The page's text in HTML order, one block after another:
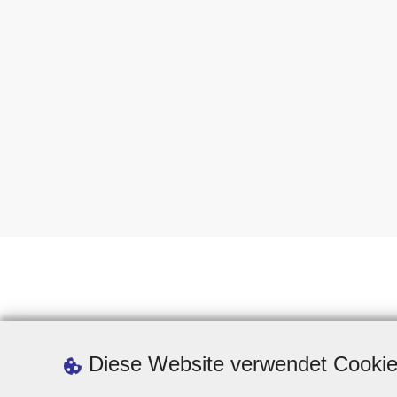
Diese Website verwendet